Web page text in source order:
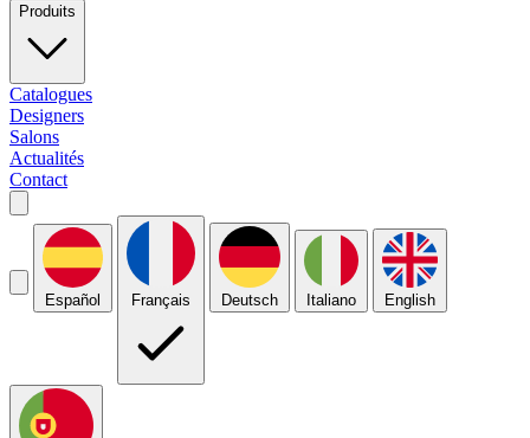
Produits
Catalogues
Designers
Salons
Actualités
Contact
Español Français Deutsch Italiano English